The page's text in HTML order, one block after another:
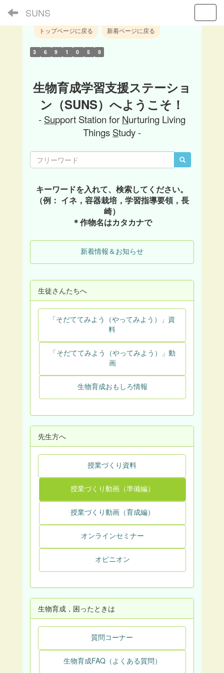
SUNS
トップページに戻る 新着ページに戻る
3 6 9 1 0 5 9
生物育成学習支援ステーショ
ン（SUNS）へようこそ！
- Support Station for Nurturing Living
Things Study -
キーワードを入れて、検索してください。
（例： イネ，容器栽培，学習指導要領，長
崎）
＊作物名はカタカナで
新着情報＆お知らせ
生徒さんたちへ
「そだててみよう（やってみよう）」資
料
「そだててみよう（やってみよう）」動
画
生物育成おもしろ情報
先生方へ
授業づくり資料
授業づくり動画（準備編）
授業づくり動画（育成編）
オンラインセミナー
オピニオン
生物育成，困ったときは
質問コーナー
生物育成FAQ（よくある質問）